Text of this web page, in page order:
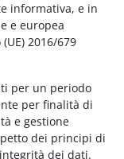
informativa, e in
e europea
2016/679
per un periodo
per finalità di
e gestione
dei principi di
dei dati.